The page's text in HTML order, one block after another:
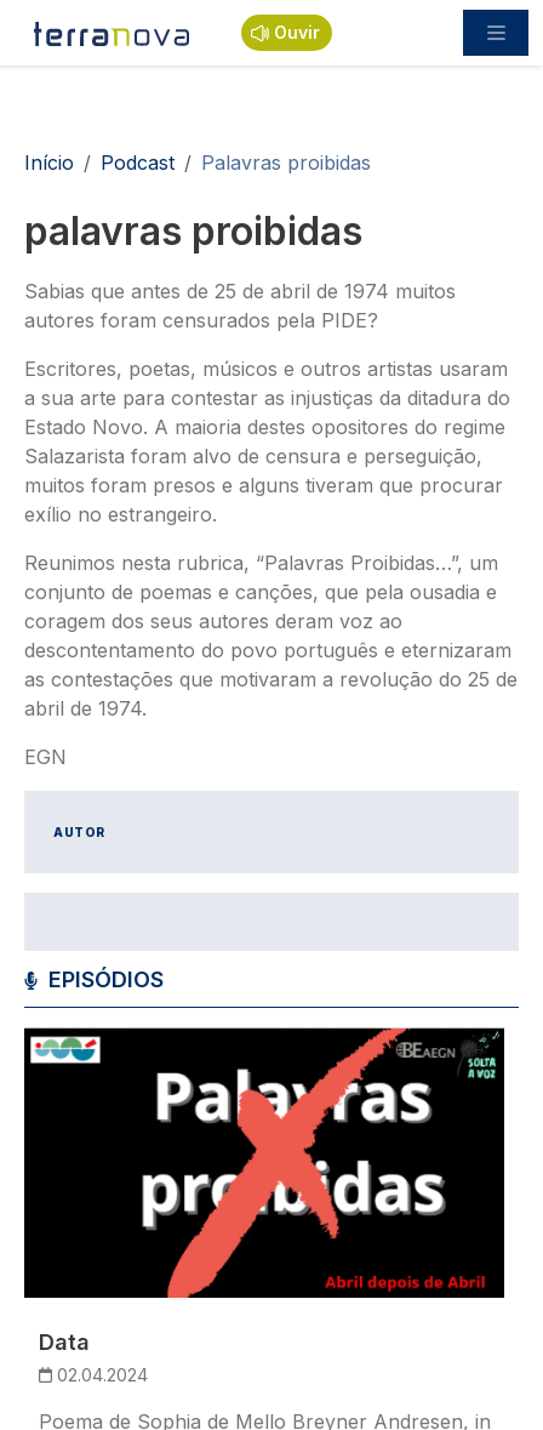
Passar para o conteúdo principal
Ouvir
Navegação estrutural
Início Podcast Palavras proibidas
palavras proibidas
Sabias que antes de 25 de abril de 1974 muitos
autores foram censurados pela PIDE?
Escritores, poetas, músicos e outros artistas usaram
a sua arte para contestar as injustiças da ditadura do
Estado Novo. A maioria destes opositores do regime
Salazarista foram alvo de censura e perseguição,
muitos foram presos e alguns tiveram que procurar
exílio no estrangeiro.
Reunimos nesta rubrica, “Palavras Proibidas…”, um
conjunto de poemas e canções, que pela ousadia e
coragem dos seus autores deram voz ao
descontentamento do povo português e eternizaram
as contestações que motivaram a revolução do 25 de
abril de 1974.
EGN
AUTOR
EPISÓDIOS
Imagem
Data
02.04.2024
Poema de Sophia de Mello Breyner Andresen, in